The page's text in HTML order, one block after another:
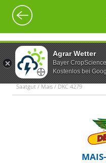
Agrar Wetter
Bayer
Kostenlos bei
Saatgut / Mais / DKC 4279